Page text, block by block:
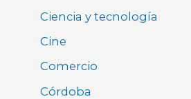
Ciencia y tecnología
Cine
Comercio
Córdoba